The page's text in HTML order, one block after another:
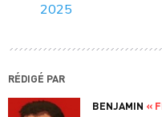
2025
RÉDIGÉ PAR
BENJAMIN «